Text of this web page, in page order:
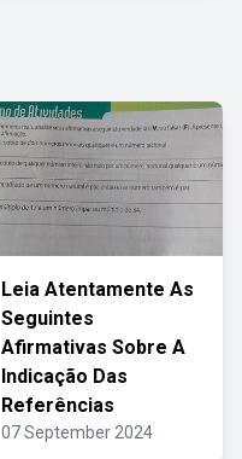
Leia Atentamente As
Seguintes
Afirmativas Sobre A
Indicação Das
Referências
07 September 2024